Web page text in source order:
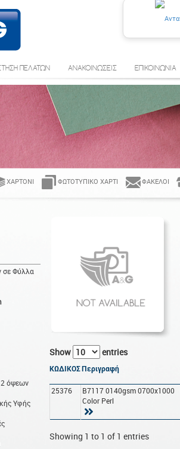
ΠΕΛΑΤΩΝ ΑΝΑΚΟΙΝΩΣΕΙΣ ΕΠΙΚΟΙΝΩΝΙΑ
ΧΑΡΤΌΝΙ ΦΩΤΟΤΥΠΙΚΌ ΧΑΡΤΊ ΦΆΚΕΛΟΙ
σε Φύλλα
όψεων
Υφής
Show entries
ΚΩΔΙΚΟΣΠεριγραφή
25376
B7117 0140gsm 0700x1000
Color Perl
Showing 1 to 1 of 1 entries